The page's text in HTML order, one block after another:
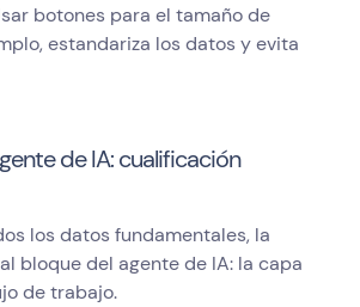
botones para el tamaño de
estandariza los datos y evita
de IA: cualificación
los datos fundamentales, la
bloque del agente de IA: la capa
de trabajo.